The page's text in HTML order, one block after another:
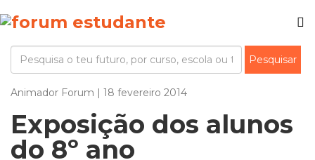
Animador Forum | 18 fevereiro 2014
Exposição dos alunos
do 8º ano